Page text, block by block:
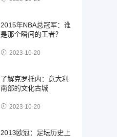
2015年NBA总冠军：谁
是那个瞬间的王者？
2023-10-20
了解克罗托内：意大利
南部的文化古城
2023-10-20
2013欧冠：足坛历史上